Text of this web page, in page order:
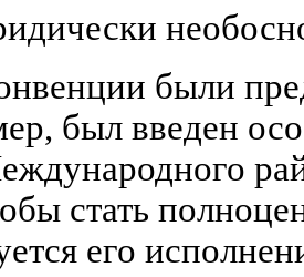
были
был введен
стать
его